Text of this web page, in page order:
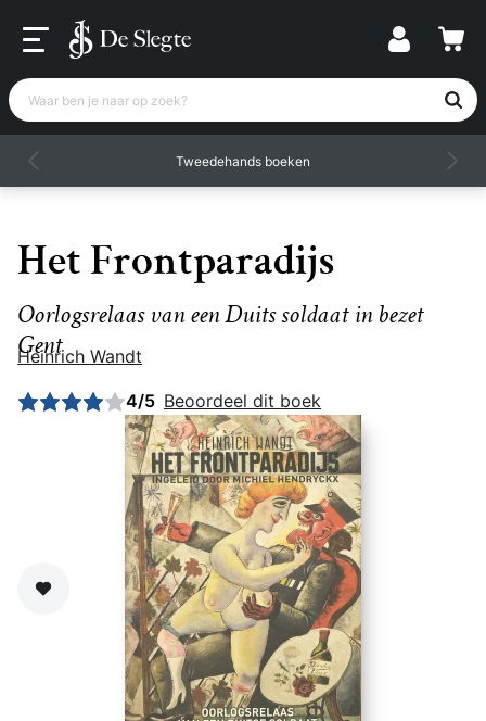
Waar ben je naar op zoek?
Tweedehands boeken
Het Frontparadijs
Oorlogsrelaas van een Duits soldaat in bezet
Gent
Heinrich Wandt
Gemiddelde beoordeling: 4 uit 5
4/5 Beoordeel dit boek
Zet op verlanglijst